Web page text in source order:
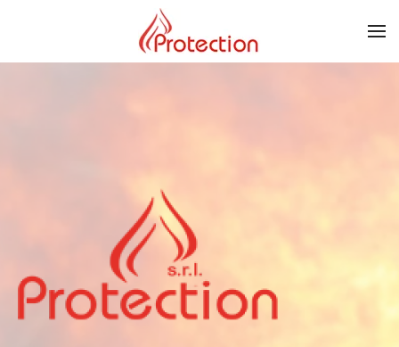
Skip to main content